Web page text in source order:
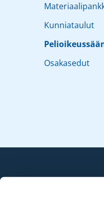
Kunniataulut
Osakasedut
Sea Golf